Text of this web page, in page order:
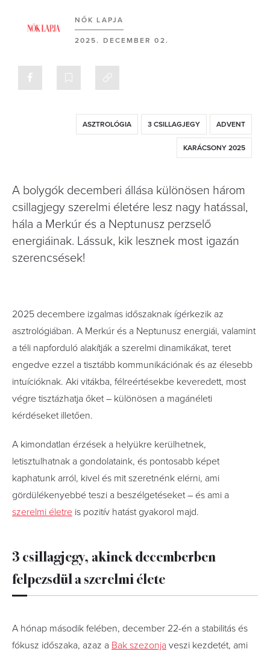
NŐK LAPJA
2025. DECEMBER 02.
ASZTROLÓGIA 3 CSILLAGJEGY ADVENT
KARÁCSONY 2025
A bolygók decemberi állása különösen három
csillagjegy szerelmi életére lesz nagy hatással,
hála a Merkúr és a Neptunusz perzselő
energiáinak. Lássuk, kik lesznek most igazán
szerencsések!
2025 decembere izgalmas időszaknak ígérkezik az
asztrológiában. A Merkúr és a Neptunusz energiái, valamint
a téli napforduló alakítják a szerelmi dinamikákat, teret
engedve ezzel a tisztább kommunikációnak és az élesebb
intuícióknak. Aki vitákba, félreértésekbe keveredett, most
végre tisztázhatja őket – különösen a magánéleti
kérdéseket illetően.
A kimondatlan érzések a helyükre kerülhetnek,
letisztulhatnak a gondolataink, és pontosabb képet
kaphatunk arról, kivel és mit szeretnénk elérni, ami
gördülékenyebbé teszi a beszélgetéseket – és ami a
szerelmi életre is pozitív hatást gyakorol majd.
3 csillagjegy, akinek decemberben
felpezsdül a szerelmi élete
A hónap második felében, december 22-én a stabilitás és
fókusz időszaka, azaz a Bak szezonja veszi kezdetét, ami